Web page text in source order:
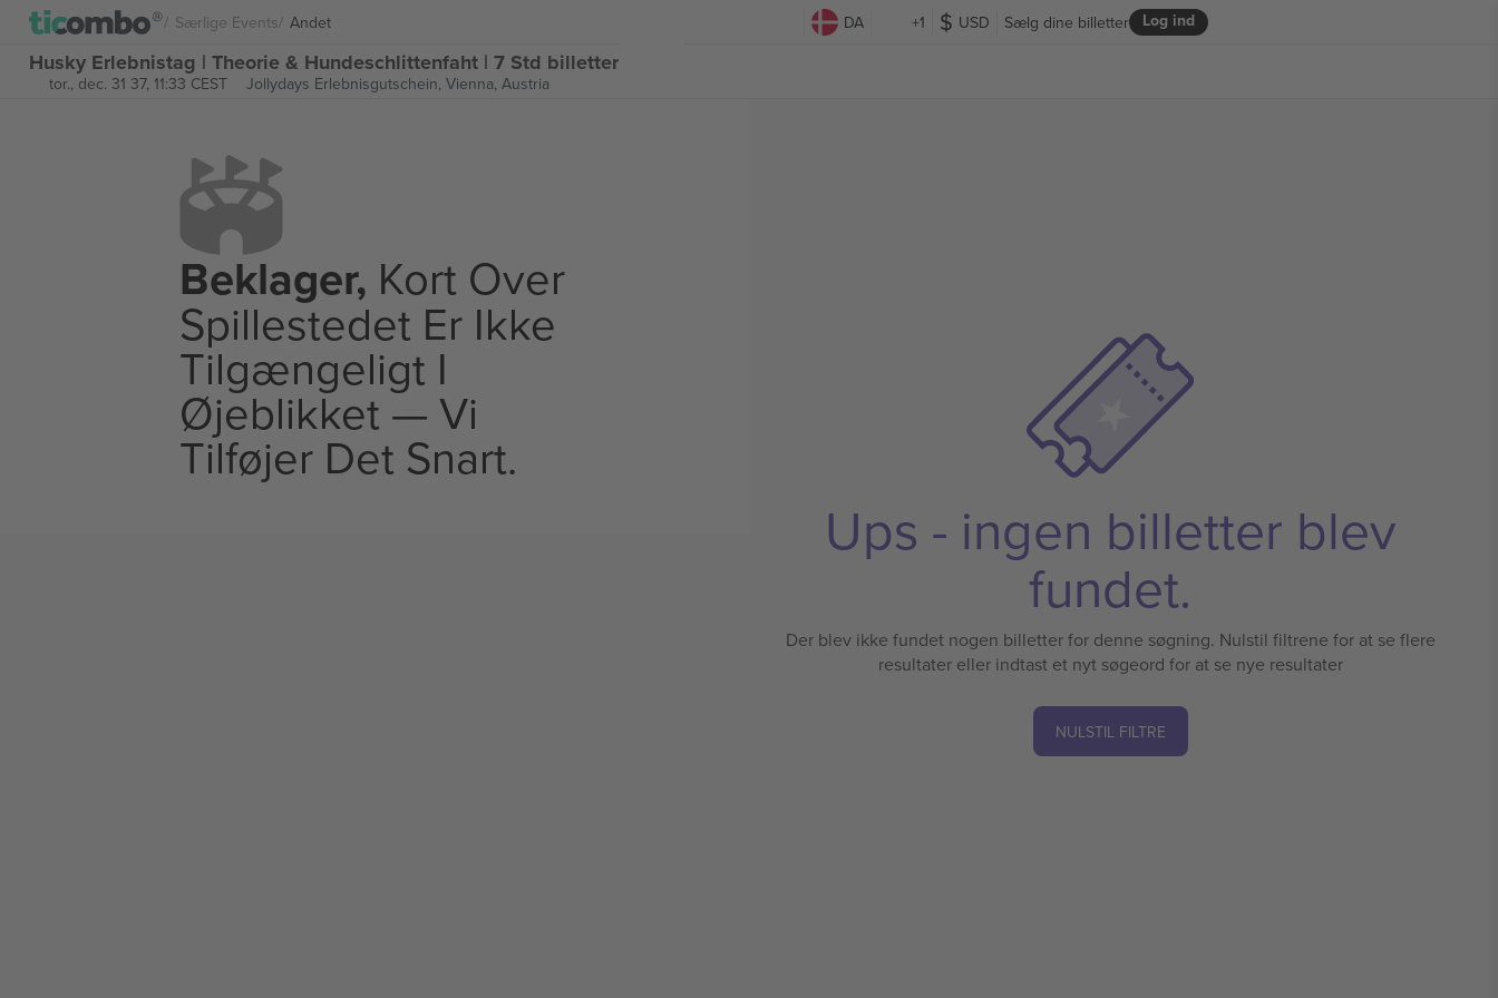
Særlige Events Andet DA +1 USD Log ind
Sælg dine billetter
Husky Erlebnistag | Theorie & Hundeschlittenfaht | 7 Std billetter
tor., dec. 31 37, 11:33 CEST Jollydays Erlebnisgutschein, Vienna, Austria
Beklager, Kort Over
Spillestedet Er Ikke
Tilgængeligt I
Øjeblikket — Vi
Tilføjer Det Snart.
Ups - ingen billetter blev
fundet.
Der blev ikke fundet nogen billetter for denne søgning. Nulstil filtrene for at se flere
resultater eller indtast et nyt søgeord for at se nye resultater
NULSTIL FILTRE